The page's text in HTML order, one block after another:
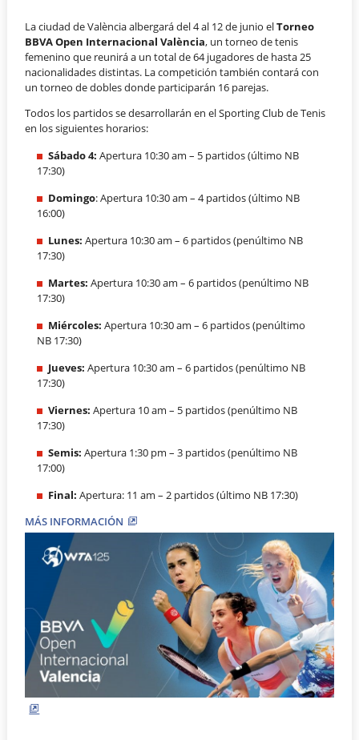
La ciudad de València albergará del 4 al 12 de junio elTorneo
BBVA Open Internacional València, un torneo de tenis
femenino que reunirá a un total de 64 jugadores de hasta 25
nacionalidades distintas. La competición también contará con
un torneo de dobles donde participarán 16 parejas.
Todos los partidos se desarrollarán en el Sporting Club de Tenis
en los siguientes horarios:
Sábado 4: Apertura 10:30 am – 5 partidos (último NB
17:30)
Domingo: Apertura 10:30 am – 4 partidos (último NB
16:00)
Lunes: Apertura 10:30 am – 6 partidos (penúltimo NB
17:30)
Martes: Apertura 10:30 am – 6 partidos (penúltimo NB
17:30)
Miércoles: Apertura 10:30 am – 6 partidos (penúltimo
NB 17:30)
Jueves: Apertura 10:30 am – 6 partidos (penúltimo NB
17:30)
Viernes: Apertura 10 am – 5 partidos (penúltimo NB
17:30)
Semis: Apertura 1:30 pm – 3 partidos (penúltimo NB
17:00)
Final: Apertura: 11 am – 2 partidos (último NB 17:30)
MÁS INFORMACIÓN